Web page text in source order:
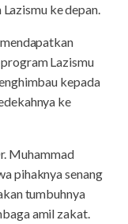
ke depan.
Lazismu
kepada
ke
Muhammad
pihaknya senang
tumbuhnya
amil zakat.